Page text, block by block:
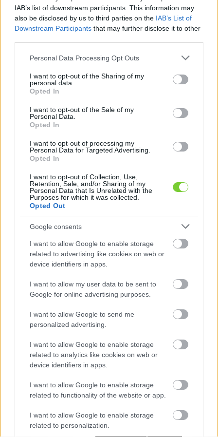
IAB’s list of downstream participants. This information may
also be disclosed by us to third parties on the IAB’s List of
Downstream Participants that may further disclose it to other
Please note that this website/app uses one or more Google
not limited to your visit or usage behaviour. You may click to
grant or deny consent to Google and its third-party tags to
use your data for below specified purposes in below Google
consent section.
Personal Data Processing Opt Outs
I want to opt-out of the Sharing of my
personal data.
Opted In
I want to opt-out of the Sale of my
Personal Data.
Opted In
I want to opt-out of processing my
Personal Data for Targeted Advertising.
Opted In
I want to opt-out of Collection, Use,
Retention, Sale, and/or Sharing of my
Personal Data that Is Unrelated with the
Purposes for which it was collected.
Opted Out
Google consents
I want to allow Google to enable storage
related to advertising like cookies on web or
device identifiers in apps.
I want to allow my user data to be sent to
Google for online advertising purposes.
I want to allow Google to send me
personalized advertising.
I want to allow Google to enable storage
related to analytics like cookies on web or
device identifiers in apps.
I want to allow Google to enable storage
related to functionality of the website or app.
I want to allow Google to enable storage
related to personalization.
Felhasználónév
Jelszó
Elfelejtette jelszavát?
Bejelentkezés
faiskola.hu
Kertészeti, kerti termékek és szolgáltatások térképes
KERTÉSZ ÉS KERTÉSZET REGISZTRÁCIÓ
Vízinövény
18 9
2
18 9
2
Szaknévsori tagok száma ebben a kategóriában: 57